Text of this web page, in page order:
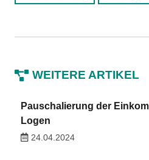
WEITERE ARTIKEL
Pauschalierung der
Logen
24.04.2024